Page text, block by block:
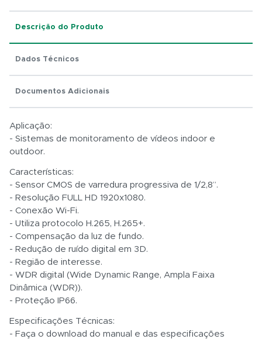
R$ 0,01
Total:
R$ 0,01
Descrição do Produto
Dados Técnicos
Documentos Adicionais
Aplicação:
- Sistemas de monitoramento de vídeos indoor e
outdoor.
Características:
- Sensor CMOS de varredura progressiva de 1/2,8”.
- Resolução FULL HD 1920x1080.
- Conexão Wi-Fi.
- Utiliza protocolo H.265, H.265+.
- Compensação da luz de fundo.
- Redução de ruído digital em 3D.
- Região de interesse.
- WDR digital (Wide Dynamic Range, Ampla Faixa
Dinâmica (WDR)).
- Proteção IP66.
Especificações Técnicas:
- Faça o download do manual e das especificações